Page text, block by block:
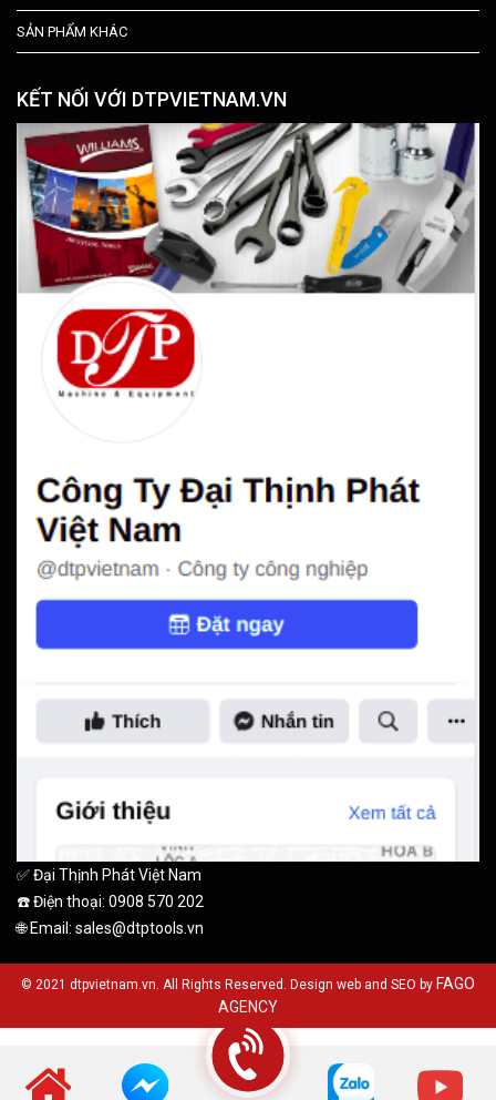
SẢN PHẨM KHÁC
KẾT NỐI VỚI DTPVIETNAM.VN
✅ Đại Thịnh Phát Việt Nam
☎️ Điện thoại: 0908 570 202
🌐 Email: sales@dtptools.vn
© 2021 dtpvietnam.vn. All Rights Reserved. Design web and SEO by FAGO
AGENCY